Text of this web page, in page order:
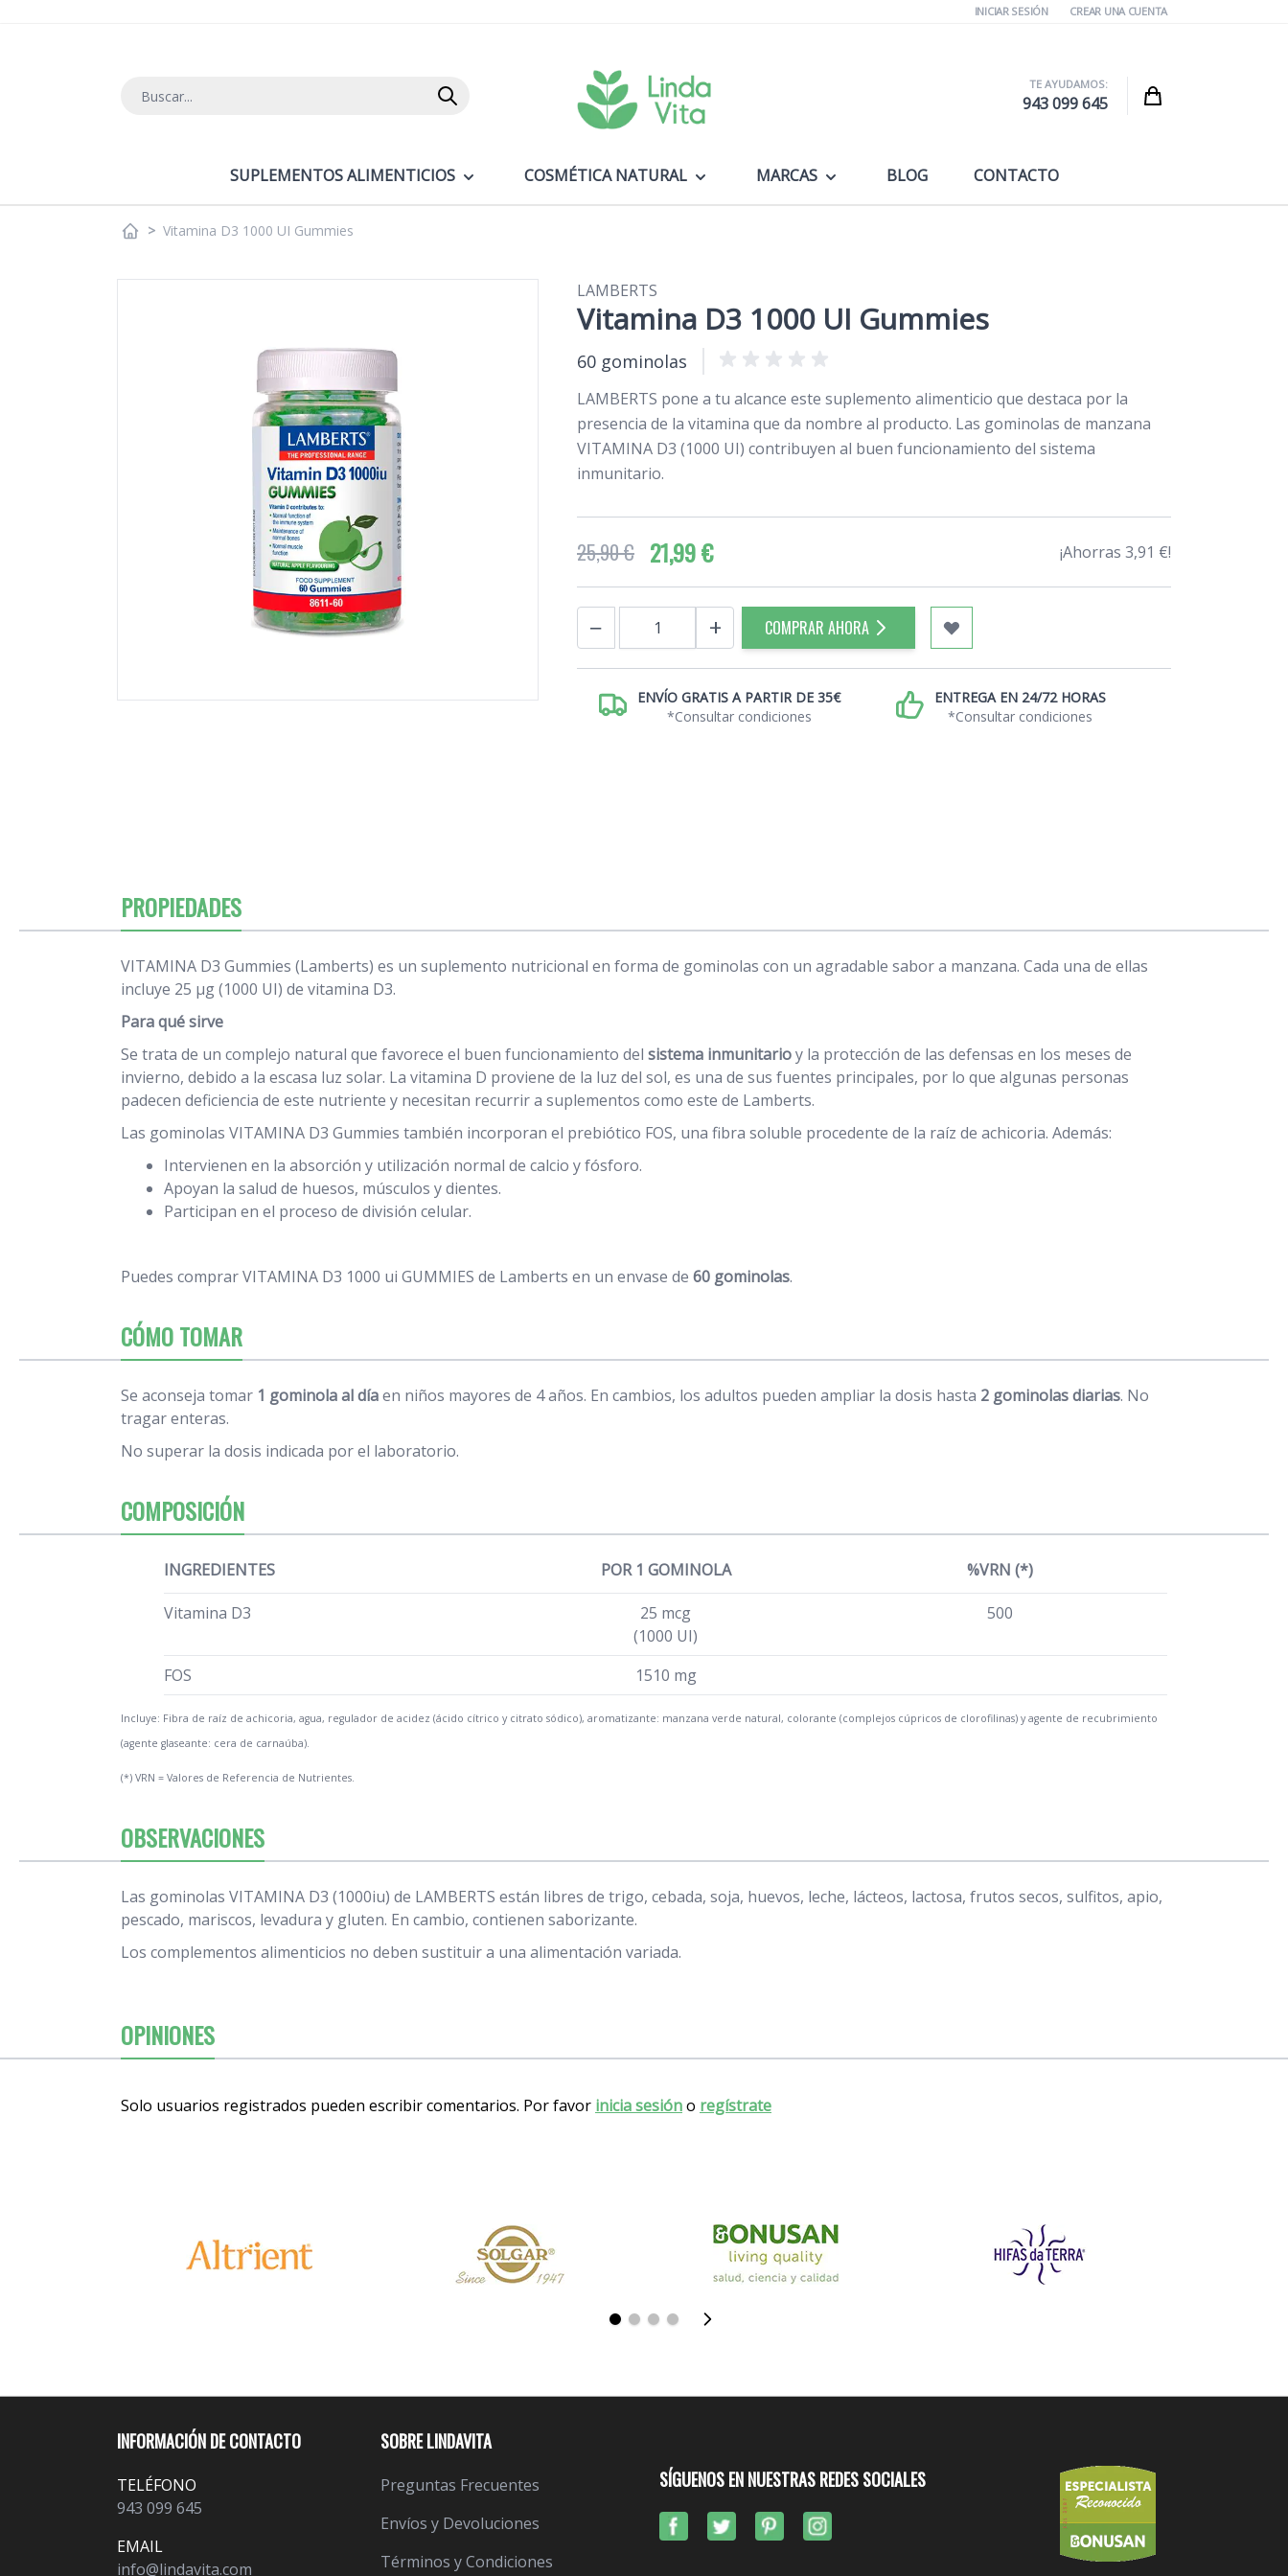
INICIAR SESIÓN CREAR UNA CUENTA
Buscar
TE AYUDAMOS:
943 099 645 Cart
SUPLEMENTOS ALIMENTICIOS COSMÉTICA NATURAL MARCAS BLOG CONTACTO
> Vitamina D3 1000 UI Gummies
LAMBERTS
Vitamina D3 1000 UI Gummies
60 gominolas
LAMBERTS pone a tu alcance este suplemento alimenticio que destaca por la
presencia de la vitamina que da nombre al producto. Las gominolas de manzana
VITAMINA D3 (1000 UI) contribuyen al buen funcionamiento del sistema
inmunitario.
25,90 € 21,99 € ¡Ahorras 3,91 €!
− + COMPRAR AHORA
ENVÍO GRATIS A PARTIR DE 35€
*Consultar condiciones
ENTREGA EN 24/72 HORAS
*Consultar condiciones
PROPIEDADES
VITAMINA D3 Gummies (Lamberts) es un suplemento nutricional en forma de gominolas con un agradable sabor a manzana. Cada una de ellas
incluye 25 µg (1000 UI) de vitamina D3.
Para qué sirve
Se trata de un complejo natural que favorece el buen funcionamiento del sistema inmunitarioy la protección de las defensas en los meses de
invierno, debido a la escasa luz solar. La vitamina D proviene de la luz del sol, es una de sus fuentes principales, por lo que algunas personas
padecen deficiencia de este nutriente y necesitan recurrir a suplementos como este de Lamberts.
Las gominolas VITAMINA D3 Gummies también incorporan el prebiótico FOS, una fibra soluble procedente de la raíz de achicoria. Además:
Intervienen en la absorción y utilización normal de calcio y fósforo.
Apoyan la salud de huesos, músculos y dientes.
Participan en el proceso de división celular.
Puedes comprar VITAMINA D3 1000 ui GUMMIES de Lamberts en un envase de 60 gominolas.
CÓMO TOMAR
Se aconseja tomar 1 gominola al díaen niños mayores de 4 años. En cambios, los adultos pueden ampliar la dosis hasta 2 gominolas diarias. No
tragar enteras.
No superar la dosis indicada por el laboratorio.
COMPOSICIÓN
INGREDIENTES POR 1 GOMINOLA %VRN (*)
Vitamina D3
25 mcg
(1000 UI)
500
FOS 1510 mg
Incluye: Fibra de raíz de achicoria, agua, regulador de acidez (ácido cítrico y citrato sódico), aromatizante: manzana verde natural, colorante (complejos cúpricos de clorofilinas) y agente de recubrimiento
(agente glaseante: cera de carnaúba).
(*) VRN = Valores de Referencia de Nutrientes.
OBSERVACIONES
Las gominolas VITAMINA D3 (1000iu) de LAMBERTS están libres de trigo, cebada, soja, huevos, leche, lácteos, lactosa, frutos secos, sulfitos, apio,
pescado, mariscos, levadura y gluten. En cambio, contienen saborizante.
Los complementos alimenticios no deben sustituir a una alimentación variada.
OPINIONES
Solo usuarios registrados pueden escribir comentarios. Por favor inicia sesióno regístrate
INFORMACIÓN DE CONTACTO
TELÉFONO
943 099 645
EMAIL
info@lindavita.com
SOBRE LINDAVITA
Preguntas Frecuentes
Envíos y Devoluciones
Términos y Condiciones
SÍGUENOS EN NUESTRAS REDES SOCIALES